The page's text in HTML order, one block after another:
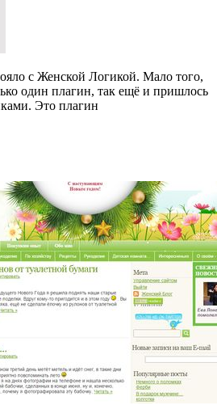
с Женской Логикой. Мало того,
один плагин, так ещё и пришлось
Это плагин